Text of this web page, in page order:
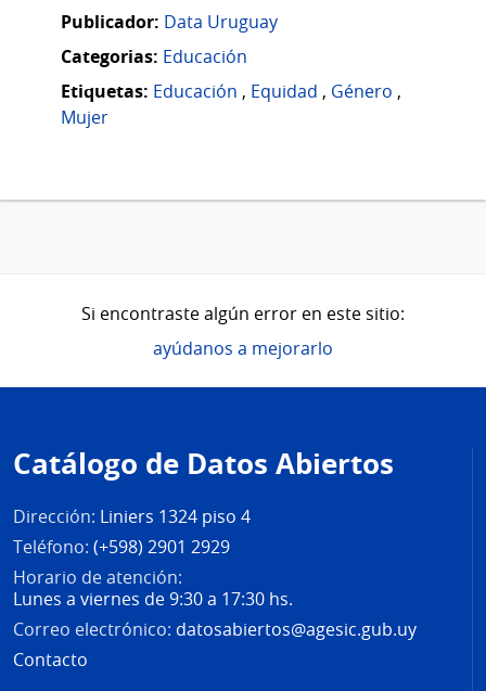
Publicador: Data Uruguay
Categorias: Educación
Etiquetas: Educación , Equidad , Género ,
Mujer
Si encontraste algún error en este sitio:
ayúdanos a mejorarlo
de
página
Catálogo de Datos Abiertos
Dirección: Liniers 1324 piso 4
Teléfono: (+598) 2901 2929
Horario de atención:
Lunes a viernes de 9:30 a 17:30 hs.
Correo electrónico: datosabiertos@agesic.gub.uy
Contacto